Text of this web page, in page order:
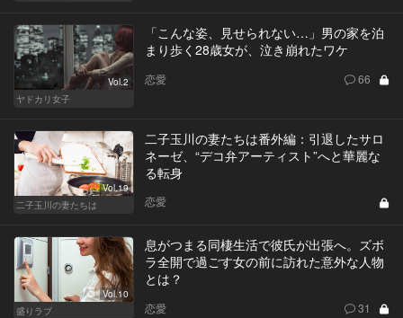
Vol.2
ヤドカリ女子
「こんな姿、見せられない…」男の家を泊
まり歩く28歳女が、泣き崩れたワケ
恋愛 66
Vol.19
二子玉川の妻たちは
二子玉川の妻たちは番外編：引退したサロ
ネーゼ、“デコ弁アーティスト”へと華麗な
る転身
恋愛
Vol.10
盛りラブ
息がつまる同棲生活で彼氏が出張へ。ズボ
ラ全開で過ごす女の前に訪れた意外な人物
とは？
恋愛 31